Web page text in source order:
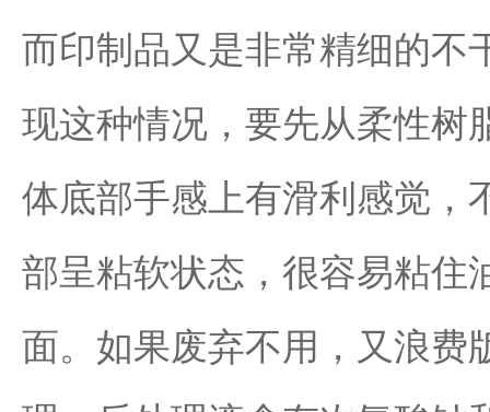
而印制品又是非常精细的不
现这种情况，要先从柔性树
体底部手感上有滑利感觉，
部呈粘软状态，很容易粘住
面。如果废弃不用，又浪费